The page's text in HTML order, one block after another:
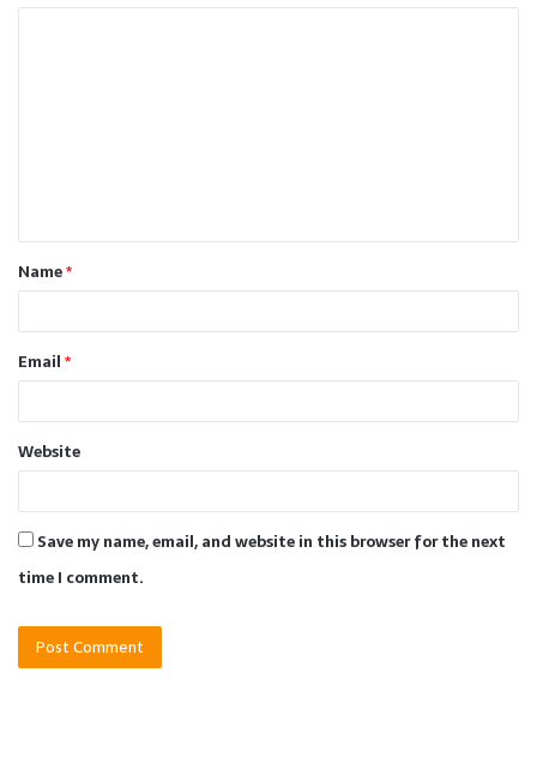
t
*Name*
Email*
Website
Save my name, email, and website in this browser for the next
time I comment.